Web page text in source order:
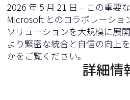
2026 年 5 月 21 日 – この重要
Microsoft とのコラボレーショ
ソリューションを大規模に展
より緊密な統合と自信の向上
かをご覧ください。
詳細情